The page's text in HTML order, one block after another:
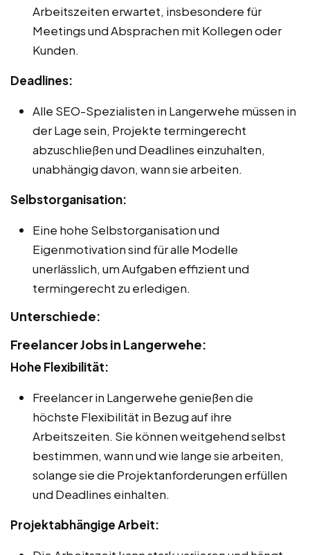
Arbeitszeiten erwartet, insbesondere für
Meetings und Absprachen mit Kollegen oder
Kunden.
Deadlines:
Alle SEO-Spezialisten in Langerwehe müssen in
der Lage sein, Projekte termingerecht
abzuschließen und Deadlines einzuhalten,
unabhängig davon, wann sie arbeiten.
Selbstorganisation:
Eine hohe Selbstorganisation und
Eigenmotivation sind für alle Modelle
unerlässlich, um Aufgaben effizient und
termingerecht zu erledigen.
Unterschiede:
Freelancer Jobs in Langerwehe:
Hohe Flexibilität:
Freelancer in Langerwehe genießen die
höchste Flexibilität in Bezug auf ihre
Arbeitszeiten. Sie können weitgehend selbst
bestimmen, wann und wie lange sie arbeiten,
solange sie die Projektanforderungen erfüllen
und Deadlines einhalten.
Projektabhängige Arbeit: